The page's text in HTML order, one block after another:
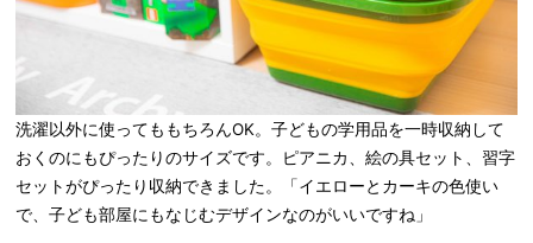
洗濯以外に使ってももちろんOK。子どもの学用品を一時収納して
おくのにもぴったりのサイズです。ピアニカ、絵の具セット、習字
セットがぴったり収納できました。「イエローとカーキの色使い
で、子ども部屋にもなじむデザインなのがいいですね」